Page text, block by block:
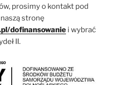
prosimy o kontakt pod
stronę
dofinansowanie i wybrać
II.